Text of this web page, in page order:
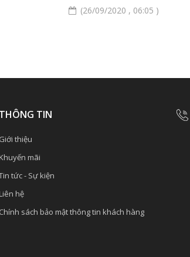
(26/09/2020 , 06:05 )
THÔNG TIN
Giới thiệu
mãi
tức - Sự kiện
hệ
Chính sách bảo mật thông tin khách hàng